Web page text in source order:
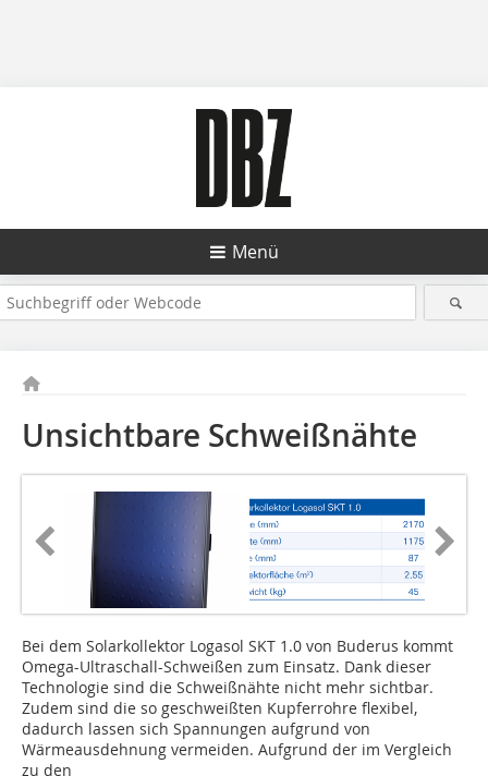
Menü
Unsichtbare Schweißnähte
Bei dem Solarkollektor Logasol SKT 1.0 von Buderus kommt
Omega-Ultraschall-Schweißen zum Einsatz. Dank dieser
Technologie sind die Schweißnähte nicht mehr sichtbar.
Zudem sind die so geschweißten Kupferrohre flexibel,
dadurch lassen sich Spannungen aufgrund von
Wärmeausdehnung vermeiden. Aufgrund der im Vergleich
zu den